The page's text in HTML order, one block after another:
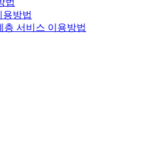
법
용방법
층 서비스 이용방법